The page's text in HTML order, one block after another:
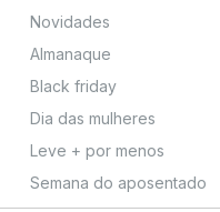
Novidades
Almanaque
Black friday
Dia das mulheres
Leve + por menos
Semana do aposentado